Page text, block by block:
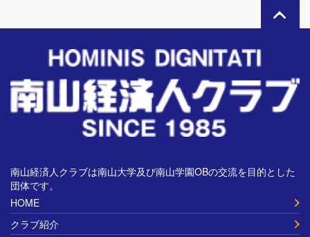
南山経済人クラブは南山大学及び南山学園OBの交流を目的とした
団体です。
HOME
クラブ紹介